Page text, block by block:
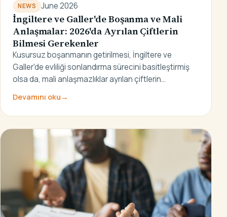
NEWS June 2026
İngiltere ve Galler'de Boşanma ve Mali
Anlaşmalar: 2026'da Ayrılan Çiftlerin
Bilmesi Gerekenler
Kusursuz boşanmanın getirilmesi, İngiltere ve
Galler'de evliliği sonlandırma sürecini basitleştirmiş
olsa da, mali anlaşmazlıklar ayrılan çiftlerin…
Devamını oku →